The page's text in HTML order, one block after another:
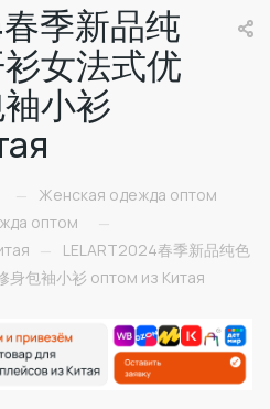
季新品纯
女法式优
小衫
—
Женская одежда оптом
оптом
—
—
LELART2024春季新品纯色
身包袖小衫 оптом из Китая